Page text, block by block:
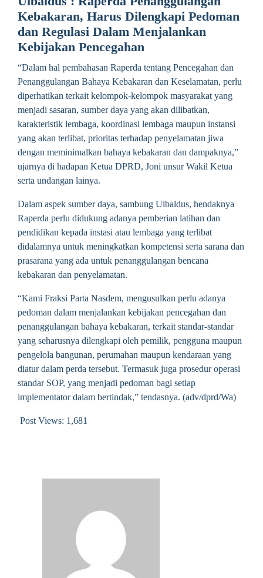
Kebakaran, Harus Dilengkapi Pedoman
dan Regulasi Dalam Menjalankan
Kebijakan Pencegahan
“Dalam hal pembahasan Raperda tentang Pencegahan dan
Penanggulangan Bahaya Kebakaran dan Keselamatan, perlu
diperhatikan terkait kelompok-kelompok masyarakat yang
menjadi sasaran, sumber daya yang akan dilibatkan,
karakteristik lembaga, koordinasi lembaga maupun instansi
yang akan terlibat, prioritas terhadap penyelamatan jiwa
dengan meminimalkan bahaya kebakaran dan dampaknya,”
ujarnya di hadapan Ketua DPRD, Joni unsur Wakil Ketua
serta undangan lainya.
Dalam aspek sumber daya, sambung Ulbaldus, hendaknya
Raperda perlu didukung adanya pemberian latihan dan
pendidikan kepada instasi atau lembaga yang terlibat
didalamnya untuk meningkatkan kompetensi serta sarana dan
prasarana yang ada untuk penanggulangan bencana
kebakaran dan penyelamatan.
“Kami Fraksi Parta Nasdem, mengusulkan perlu adanya
pedoman dalam menjalankan kebijakan pencegahan dan
penanggulangan bahaya kebakaran, terkait standar-standar
yang seharusnya dilengkapi oleh pemilik, pengguna maupun
pengelola bangunan, perumahan maupun kendaraan yang
diatur dalam perda tersebut. Termasuk juga prosedur operasi
standar SOP, yang menjadi pedoman bagi setiap
implementator dalam bertindak,” tendasnya. (adv/dprd/Wa)
Post Views: 1,681